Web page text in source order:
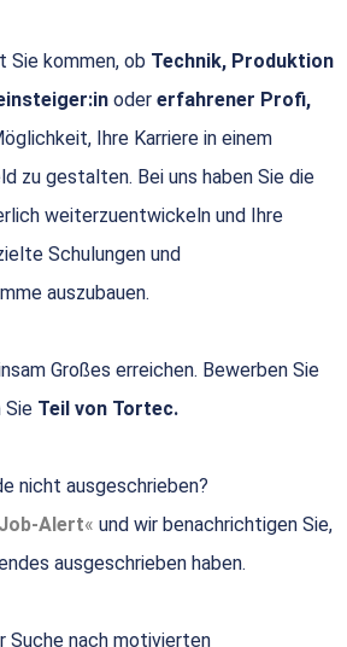
Sie kommen, ob Technik, Produktion
oder erfahrener Profi,
Ihre Karriere in einem
zu gestalten. Bei uns haben Sie die
weiterzuentwickeln und Ihre
Schulungen und
auszubauen.
Großes erreichen. Bewerben Sie
Sie Teil von Tortec.
nicht ausgeschrieben?
Job-Alert
und wir benachrichtigen Sie,
ausgeschrieben haben.
Suche nach motivierten